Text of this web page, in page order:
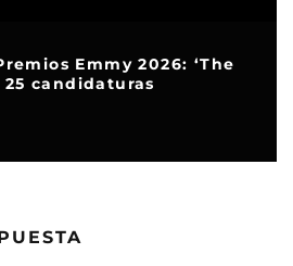
Emmy 2026: ‘The
25 candidaturas